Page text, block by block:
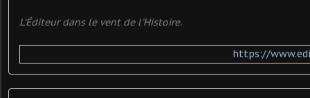
L'Éditeur dans le vent de l'Histoire.
https://